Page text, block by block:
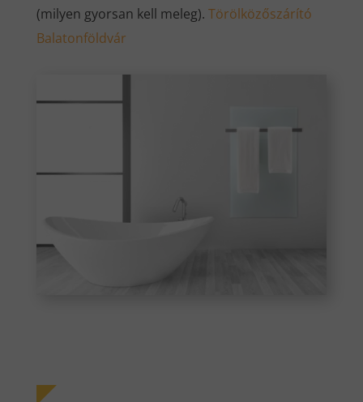
(milyen gyorsan kell meleg). Törölközőszárító
Balatonföldvár